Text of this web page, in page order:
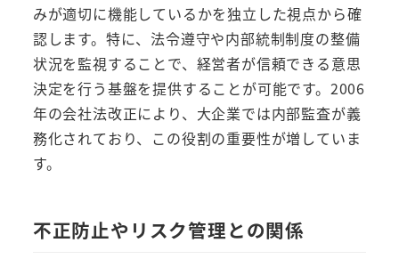
みが適切に機能しているかを独立した視点から確
認します。特に、法令遵守や内部統制制度の整備
状況を監視することで、経営者が信頼できる意思
決定を行う基盤を提供することが可能です。2006
年の会社法改正により、大企業では内部監査が義
務化されており、この役割の重要性が増していま
す。
不正防止やリスク管理との関係